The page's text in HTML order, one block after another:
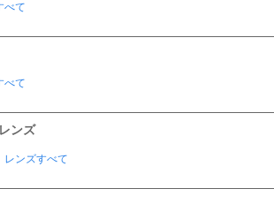
べて
べて
ンズ
レンズすべて